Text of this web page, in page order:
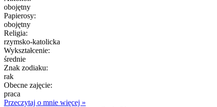
obojętny
Papierosy:
obojętny
Religia:
rzymsko-katolicka
Wykształcenie:
średnie
Znak zodiaku:
rak
Obecne zajęcie:
praca
Przeczytaj o mnie więcej »